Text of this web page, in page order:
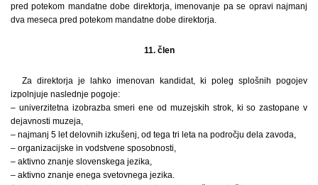
pred potekom mandatne dobe direktorja, imenovanje pa se opravi najmanj
dva meseca pred potekom mandatne dobe direktorja.
11. člen
Za direktorja je lahko imenovan kandidat, ki poleg splošnih pogojev
izpolnjuje naslednje pogoje:
– univerzitetna izobrazba smeri ene od muzejskih strok, ki so zastopane v
dejavnosti muzeja,
– najmanj 5 let delovnih izkušenj, od tega tri leta na področju dela zavoda,
– organizacijske in vodstvene sposobnosti,
– aktivno znanje slovenskega jezika,
– aktivno znanje enega svetovnega jezika.